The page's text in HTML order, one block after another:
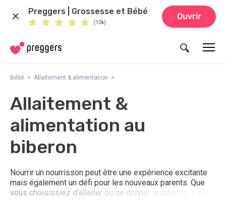
Preggers | Grossesse et Bébé
(10k)
Ouvrir
Bébé Allaitement & alimentation
Allaitement &
alimentation au
biberon
Nourrir un nourrisson peut être une expérience excitante
mais également un défi pour les nouveaux parents. Que
vous choisissiez d'allaiter ou de donner le biberon, il est